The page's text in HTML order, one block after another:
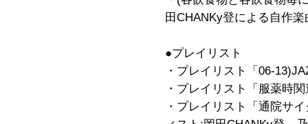
田CHANKy登による自作楽
●プレイリスト
・プレイリスト「06-
・プレイリスト「服薬時
・プレイリスト「通院サ